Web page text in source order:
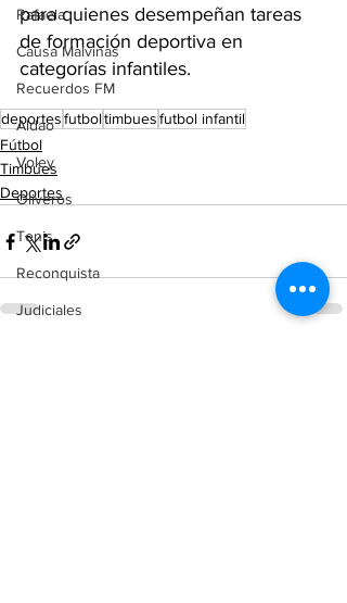
Rafaela
Causa Malvinas
Recuerdos FM
Aldao
Voley
Oliveros
Tenis
Reconquista
Judiciales
para quienes desempeñan tareas
de formación deportiva en
categorías infantiles.
deportesfutboltimbuesfutbol infantil
Fútbol
Timbúes
Deportes